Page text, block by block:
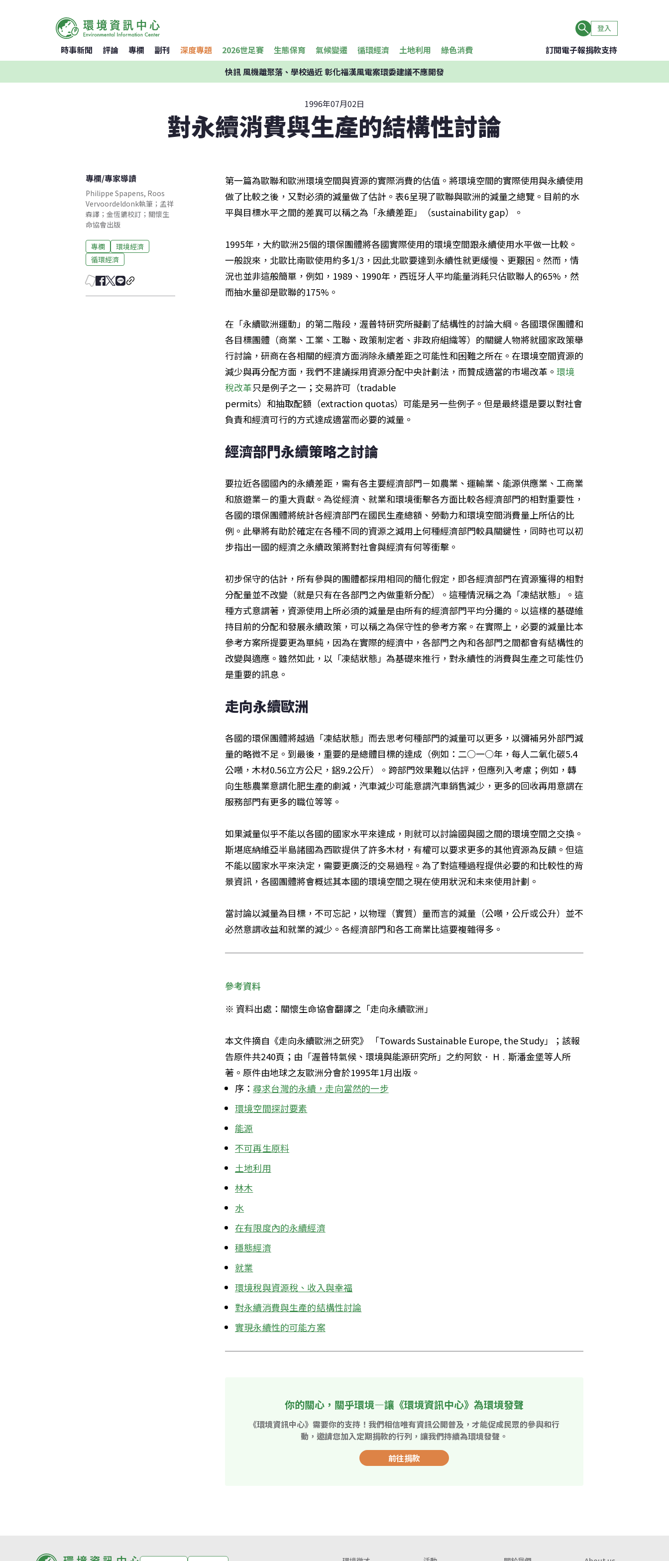
登入
時事新聞 評論 專欄 副刊 深度專題 2026世足賽 生態保育 氣候變遷 循環經濟 土地利用 綠色消費 訂閱電子報捐款支持
快訊風機離聚落、學校過近 彰化福漢風電案環委建議不應開發
1996年07月02日
對永續消費與生產的結構性討論
專欄/專家導讀
Philippe Spapens, Roos
Vervoordeldonk執筆；孟祥
森譯；金恆鑣校訂；關懷生
命協會出版
專欄
環境經濟
循環經濟
第一篇為歐聯和歐洲環境空間與資源的實際消費的估值。將環境空間的實際使用與永續使用
做了比較之後，又對必須的減量做了估計。表6呈現了歐聯與歐洲的減量之總覽。目前的水
平與目標水平之間的差異可以稱之為「永續差距」（sustainability gap）。
1995年，大約歐洲25個的環保團體將各國實際使用的環境空間跟永續使用水平做一比較。
一般說來，北歐比南歐使用約多1/3，因此北歐要達到永續性就更緩慢、更艱困。然而，情
況也並非這般簡單，例如，1989、1990年，西班牙人平均能量消耗只佔歐聯人的65%，然
而抽水量卻是歐聯的175%。
在「永續歐洲運動」的第二階段，渥普特研究所擬劃了結構性的討論大綱。各國環保團體和
各目標團體（商業、工業、工聯、政策制定者、非政府組織等）的關鍵人物將就國家政策舉
行討論，研商在各相關的經濟方面消除永續差距之可能性和困難之所在。在環境空間資源的
減少與再分配方面，我們不建議採用資源分配中央計劃法，而贊成適當的市場改革。 環境
稅改革只是例子之一；交易許可（tradable
permits）和抽取配額（extraction quotas）可能是另一些例子。但是最終還是要以對社會
負責和經濟可行的方式達成適當而必要的減量。
經濟部門永續策略之討論
要拉近各國國內的永續差距，需有各主要經濟部門－如農業、運輸業、能源供應業、工商業
和旅遊業－的重大貢獻。為從經濟、就業和環境衝擊各方面比較各經濟部門的相對重要性，
各國的環保團體將統計各經濟部門在國民生產總額、勞動力和環境空間消費量上所佔的比
例。此舉將有助於確定在各種不同的資源之減用上何種經濟部門較具關鍵性，同時也可以初
步指出一國的經濟之永續政策將對社會與經濟有何等衝擊。
初步保守的估計，所有參與的團體都採用相同的簡化假定，即各經濟部門在資源獲得的相對
分配量並不改變（就是只有在各部門之內做重新分配）。這種情況稱之為「凍結狀態」。這
種方式意謂著，資源使用上所必須的減量是由所有的經濟部門平均分攤的。以這樣的基礎維
持目前的分配和發展永續政策，可以稱之為保守性的參考方案。在實際上，必要的減量比本
參考方案所提要更為單純，因為在實際的經濟中，各部門之內和各部門之間都會有結構性的
改變與適應。雖然如此，以「凍結狀態」為基礎來推行，對永續性的消費與生產之可能性仍
是重要的訊息。
走向永續歐洲
各國的環保團體將越過「凍結狀態」而去思考何種部門的減量可以更多，以彌補另外部門減
量的略微不足。到最後，重要的是總體目標的達成（例如：二○一○年，每人二氧化碳5.4
公噸，木材0.56立方公尺，鋁9.2公斤）。跨部門效果難以估評，但應列入考慮；例如，轉
向生態農業意謂化肥生產的劇減，汽車減少可能意謂汽車銷售減少，更多的回收再用意謂在
服務部門有更多的職位等等。
如果減量似乎不能以各國的國家水平來達成，則就可以討論國與國之間的環境空間之交換。
斯堪底納維亞半島諸國為西歐提供了許多木材，有權可以要求更多的其他資源為反饋。但這
不能以國家水平來決定，需要更廣泛的交易過程。為了對這種過程提供必要的和比較性的背
景資訊，各國團體將會概述其本國的環境空間之現在使用狀況和未來使用計劃。
當討論以減量為目標，不可忘記，以物理（實質）量而言的減量（公噸，公斤或公升）並不
必然意謂收益和就業的減少。各經濟部門和各工商業比這要複雜得多。
參考資料
※ 資料出處：關懷生命協會翻譯之「走向永續歐洲」
本文件摘自《走向永續歐洲之研究》 「Towards Sustainable Europe, the Study」；該報
告原件共240頁；由「渥普特氣候、環境與能源研究所」之約阿欽． H﹒斯潘金堡等人所
著。原件由地球之友歐洲分會於1995年1月出版。
序： 尋求台灣的永續，走向當然的一步
環境空間探討要素
能源
不可再生原料
土地利用
林木
水
在有限度內的永續經濟
穩態經濟
就業
環境稅與資源稅、收入與幸福
對永續消費與生產的結構性討論
實現永續性的可能方案
你的關心，關乎環境—讓《環境資訊中心》為環境發聲
《環境資訊中心》需要你的支持！我們相信唯有資訊公開普及，才能促成民眾的參與和行
動，邀請您加入定期捐款的行列，讓我們持續為環境發聲。
前往捐款